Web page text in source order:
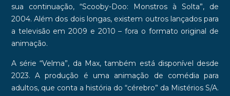
sua continuação,“Scooby-Doo: Monstros à Solta”, de
2004. Além dos dois longas, existem outros lançados para
a televisão em 2009 e 2010 – fora o formato original de
animação.
A série“Velma”, da Max, também está disponível desde
2023. A produção é uma animação de comédia para
adultos, que conta a história do “cérebro” da Mistérios S/A.